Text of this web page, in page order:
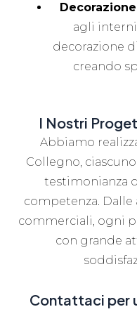
agli
decorazione
creando
I Nostri
Abbiamo
Collegno,
testimonianza
competenza.
commerciali, ogni
con grande
Contattaci per